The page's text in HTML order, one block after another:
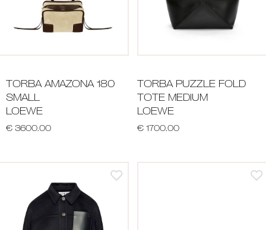
TORBA AMAZONA 180
SMALL
LOEWE
€ 3600.00
TORBA PUZZLE FOLD
TOTE MEDIUM
LOEWE
€ 1700.00